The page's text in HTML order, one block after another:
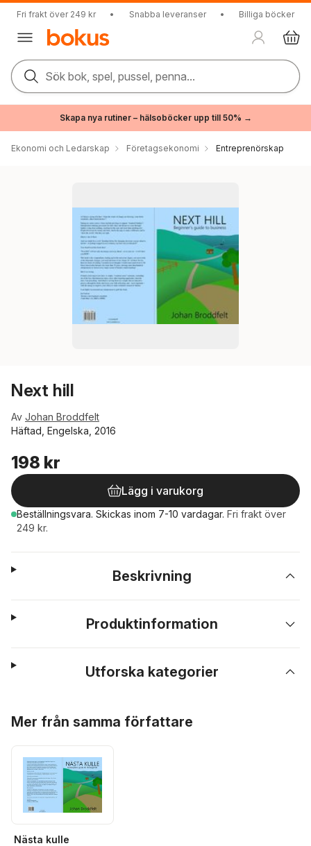
Fri frakt över 249 kr • Snabba leveranser • Billiga böcker
Sök bok, spel, pussel, penna...
Skapa nya rutiner – hälsoböcker upp till 50% →
Ekonomi och Ledarskap Företagsekonomi Entreprenörskap
Next hill
Av Johan Broddfelt
Häftad, Engelska, 2016
198 kr
Lägg i varukorg
Beställningsvara. Skickas inom 7-10 vardagar. Fri frakt över
249 kr.
Beskrivning
Produktinformation
Utforska kategorier
Mer från samma författare
Nästa kulle